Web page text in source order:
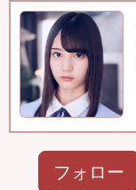
フォロー